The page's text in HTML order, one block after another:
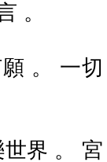
。
。 一切
界 。 宮